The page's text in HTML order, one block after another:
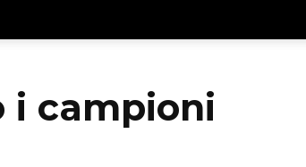
i campioni